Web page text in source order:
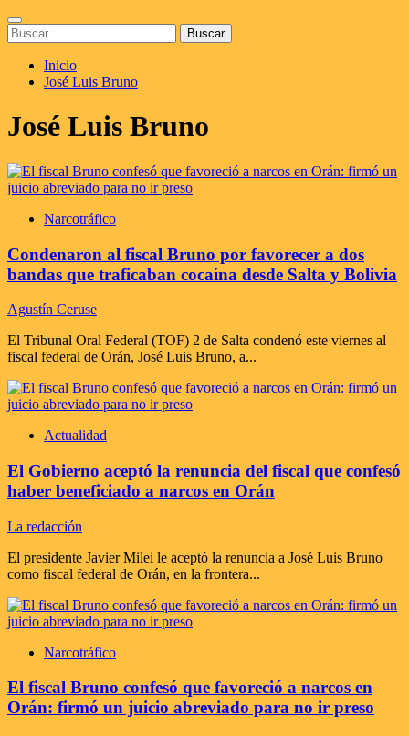
Saltar
al
contenido
Menú
principal
Buscar:
Inicio
José Luis Bruno
José Luis Bruno
Narcotráfico
Condenaron al fiscal Bruno por favorecer a dos
bandas que traficaban cocaína desde Salta y Bolivia
Agustín Ceruse
El Tribunal Oral Federal (TOF) 2 de Salta condenó este viernes al
fiscal federal de Orán, José Luis Bruno, a...
Actualidad
El Gobierno aceptó la renuncia del fiscal que confesó
haber beneficiado a narcos en Orán
La redacción
El presidente Javier Milei le aceptó la renuncia a José Luis Bruno
como fiscal federal de Orán, en la frontera...
Narcotráfico
El fiscal Bruno confesó que favoreció a narcos en
Orán: firmó un juicio abreviado para no ir preso